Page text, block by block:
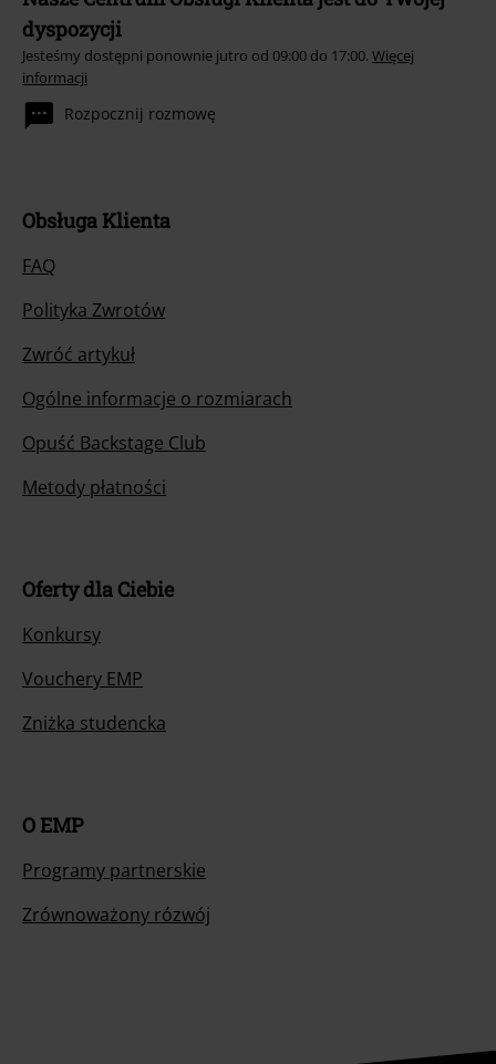
dyspozycji
Jesteśmy dostępni ponownie jutro od 09:00 do 17:00. Więcej
informacji
Rozpocznij rozmowę
Obsługa Klienta
FAQ
Polityka Zwrotów
Zwróć artykuł
Ogólne informacje o rozmiarach
Opuść Backstage Club
Metody płatności
Oferty dla Ciebie
Konkursy
Vouchery EMP
Zniżka studencka
O EMP
Programy partnerskie
Zrównoważony rózwój